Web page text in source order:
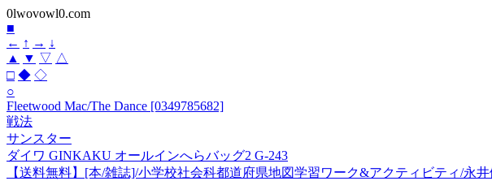
0lwovowl0.com
■
← ↑ → ↓
▲
▼ ▽ △
□ ◆ ◇
○
Fleetwood Mac/The Dance [0349785682]
戦法
サンスター
ダイワ GINKAKU オールインへらバッグ2 G-243
【送料無料】[本/雑誌]/小学校社会科都道府県地図学習ワーク&アクティビティ/永